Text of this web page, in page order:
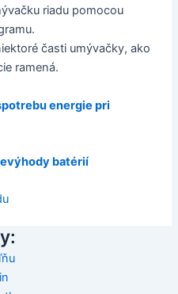
riadu pomocou
časti umývačky, ako
ramená.
energie pri
batérií